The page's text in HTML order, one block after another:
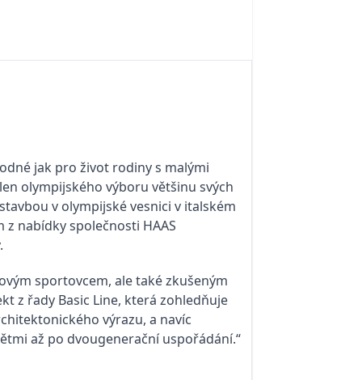
jak pro život rodiny s malými
olympijského výboru většinu svých
v olympijské vesnici v italském
nabídky společnosti HAAS
sportovcem, ale také zkušeným
z řady Basic Line, která zohledňuje
výrazu, a navíc
až po dvougenerační uspořádání.“